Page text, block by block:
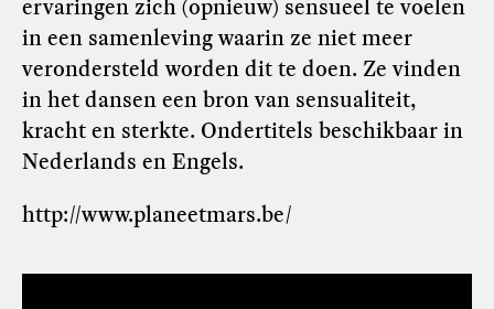
in een samenleving waarin ze niet meer
verondersteld worden dit te doen. Ze vinden
in het dansen een bron van sensualiteit,
kracht en sterkte. Ondertitels beschikbaar in
Nederlands en Engels.
http://www.planeetmars.be/